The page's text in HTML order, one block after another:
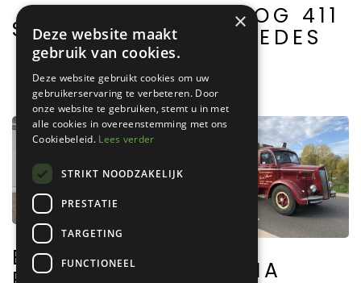
SCANIA L111 UNIMOG 411
MERCEDES
BEAN LANCIA
×
Deze website maakt
gebruik van cookies.
Deze website gebruikt cookies om uw
gebruikerservaring te verbeteren. Door
onze website te gebruiken, stemt u in met
alle cookies in overeenstemming met ons
Cookiebeleid. Lees verder
STRIKT NOODZAKELIJK
PRESTATIE
TARGETING
FUNCTIONEEL